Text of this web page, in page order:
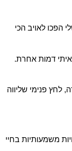
הפכו לאויב הכי
דמות אחרת.
לחץ פנימי שליווה
משמעותיות בחיי